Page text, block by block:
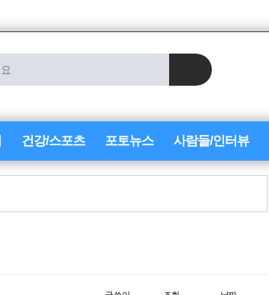
건강/스포츠 포토뉴스 사람들/인터뷰